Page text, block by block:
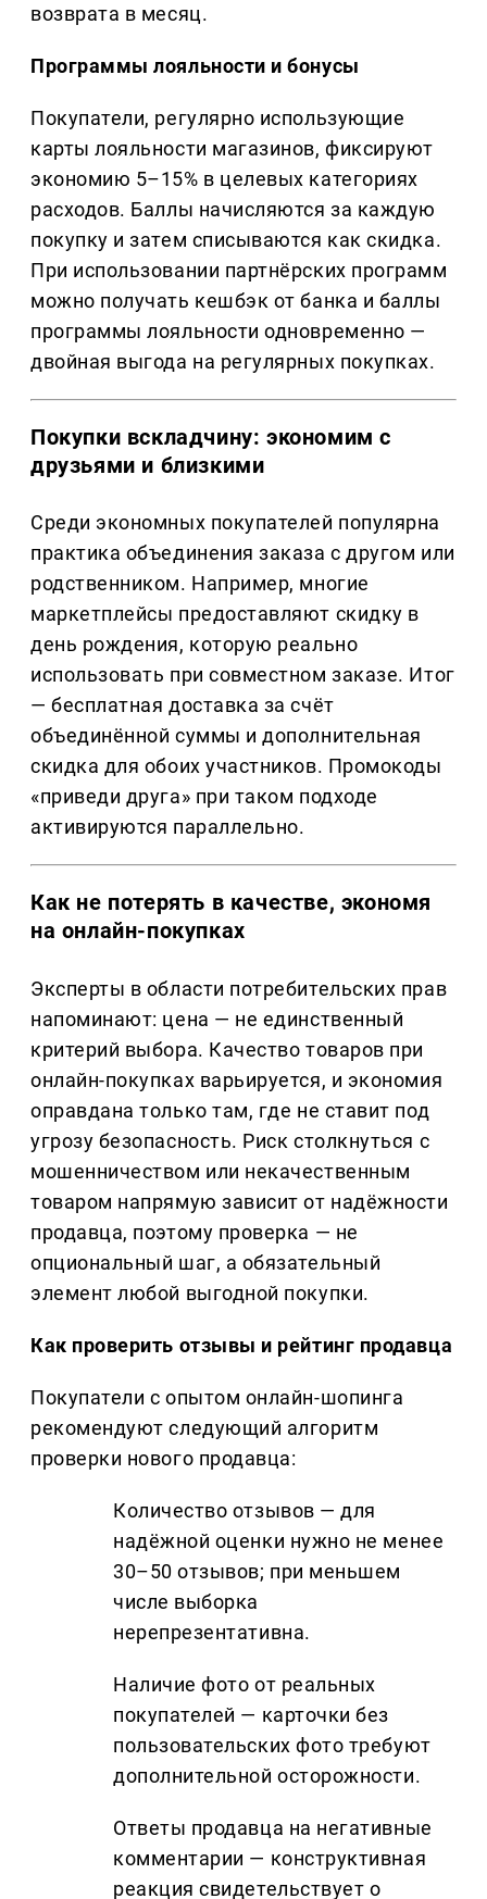
возврата в месяц.
Программы лояльности и бонусы
Покупатели, регулярно использующие
карты лояльности магазинов, фиксируют
экономию 5–15% в целевых категориях
расходов. Баллы начисляются за каждую
покупку и затем списываются как скидка.
При использовании партнёрских программ
можно получать кешбэк от банка и баллы
программы лояльности одновременно —
двойная выгода на регулярных покупках.
Покупки вскладчину: экономим с
друзьями и близкими
Среди экономных покупателей популярна
практика объединения заказа с другом или
родственником. Например, многие
маркетплейсы предоставляют скидку в
день рождения, которую реально
использовать при совместном заказе. Итог
— бесплатная доставка за счёт
объединённой суммы и дополнительная
скидка для обоих участников. Промокоды
«приведи друга» при таком подходе
активируются параллельно.
Как не потерять в качестве, экономя
на онлайн-покупках
Эксперты в области потребительских прав
напоминают: цена — не единственный
критерий выбора. Качество товаров при
онлайн-покупках варьируется, и экономия
оправдана только там, где не ставит под
угрозу безопасность. Риск столкнуться с
мошенничеством или некачественным
товаром напрямую зависит от надёжности
продавца, поэтому проверка — не
опциональный шаг, а обязательный
элемент любой выгодной покупки.
Как проверить отзывы и рейтинг продавца
Покупатели с опытом онлайн-шопинга
рекомендуют следующий алгоритм
проверки нового продавца:
Количество отзывов — для
надёжной оценки нужно не менее
30–50 отзывов; при меньшем
числе выборка
нерепрезентативна.
Наличие фото от реальных
покупателей — карточки без
пользовательских фото требуют
дополнительной осторожности.
Ответы продавца на негативные
комментарии — конструктивная
реакция свидетельствует о